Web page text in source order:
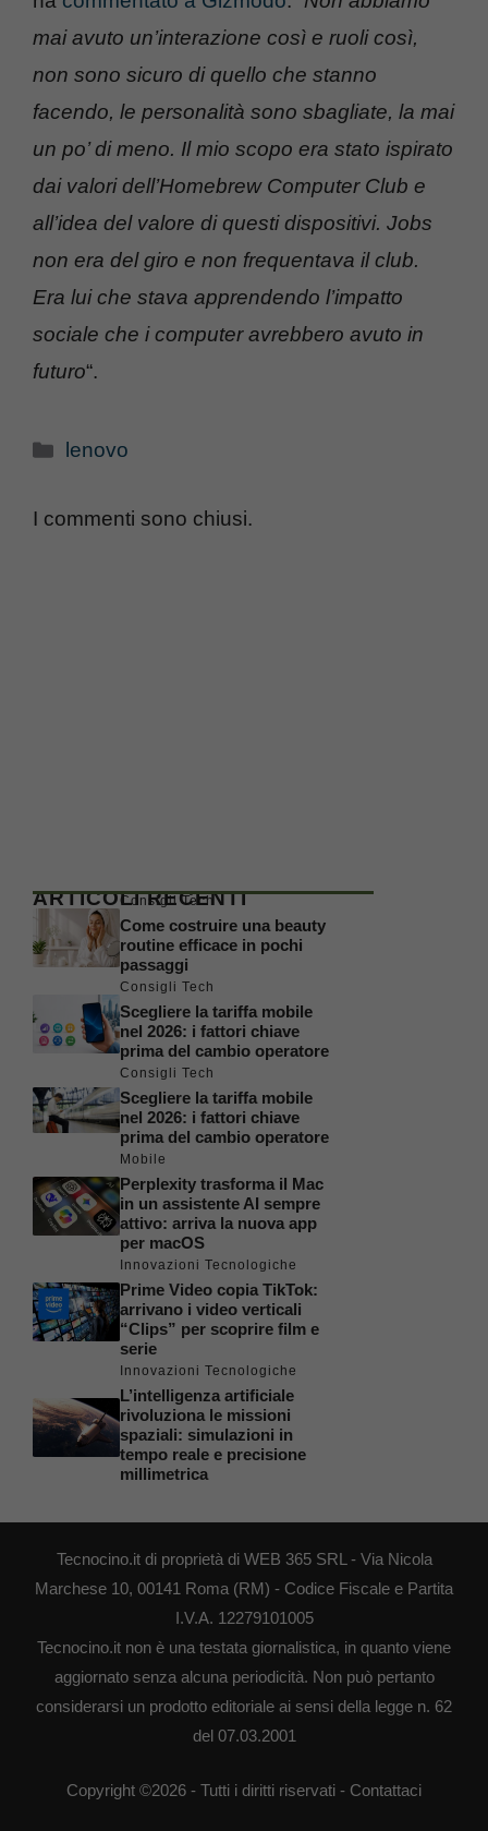
mai avuto un’interazione così e ruoli così,
non sono sicuro di quello che stanno
facendo, le personalità sono sbagliate, la mai
un po’ di meno. Il mio scopo era stato ispirato
dai valori dell’Homebrew Computer Club e
all’idea del valore di questi dispositivi. Jobs
non era del giro e non frequentava il club.
Era lui che stava apprendendo l’impatto
sociale che i computer avrebbero avuto in
futuro“.
Categorie
lenovo
I commenti sono chiusi.
ARTICOLI RECENTI
Consigli Tech
Come costruire una beauty
routine efficace in pochi
passaggi
Consigli Tech
Scegliere la tariffa mobile
nel 2026: i fattori chiave
prima del cambio operatore
Consigli Tech
Scegliere la tariffa mobile
nel 2026: i fattori chiave
prima del cambio operatore
Mobile
Perplexity trasforma il Mac
in un assistente AI sempre
attivo: arriva la nuova app
per macOS
Innovazioni Tecnologiche
Prime Video copia TikTok:
arrivano i video verticali
“Clips” per scoprire film e
serie
Innovazioni Tecnologiche
L’intelligenza artificiale
rivoluziona le missioni
spaziali: simulazioni in
tempo reale e precisione
millimetrica
Tecnocino.it di proprietà di WEB 365 SRL - Via Nicola
Marchese 10, 00141 Roma (RM) - Codice Fiscale e Partita
I.V.A. 12279101005
Tecnocino.it non è una testata giornalistica, in quanto viene
aggiornato senza alcuna periodicità. Non può pertanto
considerarsi un prodotto editoriale ai sensi della legge n. 62
del 07.03.2001
Copyright ©2026 - Tutti i diritti riservati - Contattaci